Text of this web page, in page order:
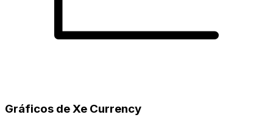
Gráficos de Xe Currency